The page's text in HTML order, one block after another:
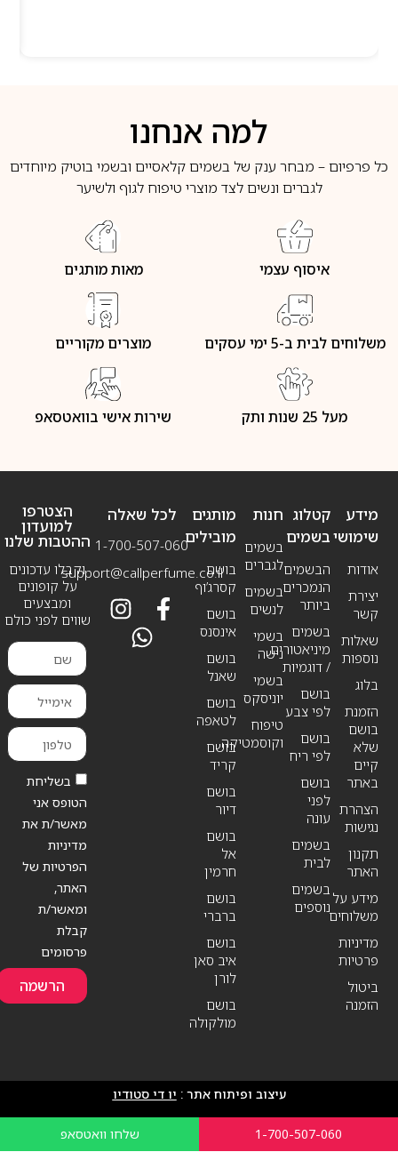
למה אנחנו
כל פרפיום – מבחר ענק של בשמים קלאסיים ובשמי בוטיק מיוחדים
לגברים ונשים לצד מוצרי טיפוח לגוף ולשיער
איסוף עצמי מאות מותגים
משלוחים לבית ב-5 ימי עסקים מוצרים מקוריים
מעל 25 שנות ותק שירות אישי בוואטסאפ
מידע
שימושי
אודות
יצירת
קשר
שאלות
נוספות
בלוג
הזמנת
בושם
שלא
קיים
באתר
הצהרת
נגישות
תקנון
האתר
מידע על
משלוחים
מדיניות
פרטיות
ביטול
הזמנה
חנות
בשמים
לגברים
בשמים
לנשים
בשמי
נישה
בשמי
יוניסקס
טיפוח
וקוסמטיקה
קטלוג
בשמים
הבשמים
הנמכרים
ביותר
בשמים
מיניאטורים
/ דוגמיות
בושם
לפי צבע
בושם
לפי ריח
בושם
לפני
עונה
בשמים
לבית
בשמים
נוספים
מותגים
מובילים
בושם
קסרג’וף
בושם
אינסנס
בושם
שאנל
בושם
לטאפה
בושם
קריד
בושם
דיור
בושם
אל
חרמין
בושם
ברברי
בושם
איב סאן
לורן
בושם
מולקולה
לכל שאלה
1-700-507-060
support@callperfume.co.il
הצטרפו
למועדון
ההטבות שלנו
וקבלו עדכונים
על קופונים
ומבצעים
שווים לפני כולם
בשליחת
הטופס אני
מאשר/ת את
מדיניות
הפרטיות של
האתר,
ומאשר/ת
קבלת
פרסומים
הרשמה
עיצוב ופיתוח אתר : יו די סטודיו
1-700-507-060 שלחו וואטסאפ